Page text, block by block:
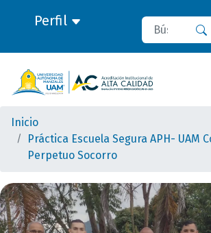
Perfil Buscar
Inicio
Práctica Escuela Segura APH- UAM
Perpetuo Socorro